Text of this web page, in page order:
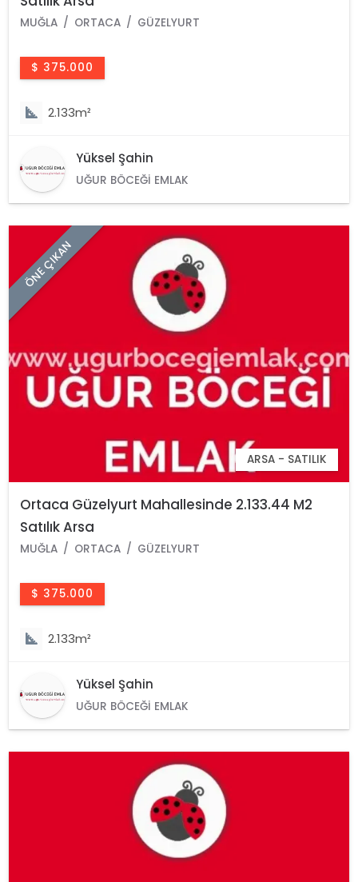
MUĞLA ORTACA GÜZELYURT
$ 375.000
2.133m²
Yüksel Şahin
UĞUR BÖCEĞI EMLAK
ÖNE ÇIKAN
ARSA - SATILIK
Ortaca Güzelyurt Mahallesinde 2.133.44 M2
Satılık Arsa
MUĞLA ORTACA GÜZELYURT
$ 375.000
2.133m²
Yüksel Şahin
UĞUR BÖCEĞI EMLAK